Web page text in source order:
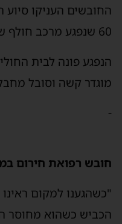
החובשים העניקו סיוע
60 שנפגע מרכב חולף שפגע בו.
הנפגע פונה לבית
מוגדר קשה וסובל
-
חובש רפואת חירום
"כשהגענו למקום
הכביש כשהוא מחוסר